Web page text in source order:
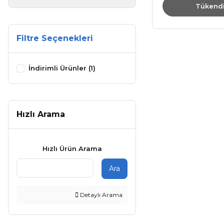
Filtre Seçenekleri
İndirimli Ürünler (1)
Hızlı Arama
Hızlı Ürün Arama
Ara
Detaylı Arama